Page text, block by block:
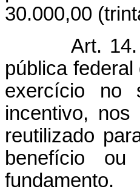
30.000,00
Art.
pública
exercício no
incentivo,
reutilizado
benefício
fundamento.